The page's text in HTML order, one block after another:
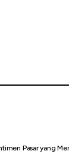
Pasar yang